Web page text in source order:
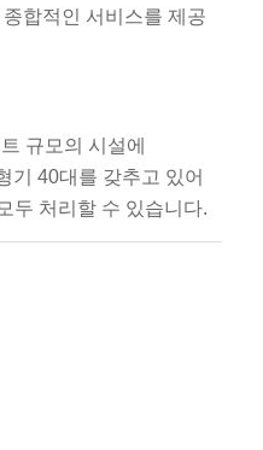
합적인 서비스를 제공
규모의 시설에
기 40대를 갖추고 있어
두 처리할 수 있습니다.